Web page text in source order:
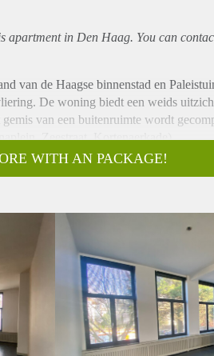
apartmentin Den Haag. You can
van de Haagse binnenstad en
De woning biedt een weids
van een buitenruimte wordt
Zeestraat, Kortenaerkade).
naar eerste woonlaag.
kookplaat, groot formaat oven,
verbintenis tussen beide ruimtes.
naar een vliering en een vaste kast met
is over de volle breedte van de woning
ingerichte badkamer (2015) heeft een
en ligt om de hoek van het
WITH AN PACKAGE!